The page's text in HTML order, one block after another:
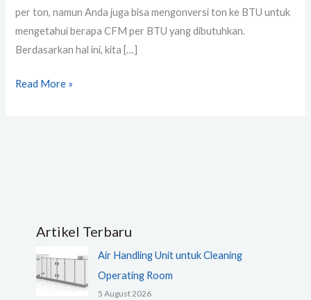
per ton, namun Anda juga bisa mengonversi ton ke BTU untuk
mengetahui berapa CFM per BTU yang dibutuhkan.
Berdasarkan hal ini, kita […]
Read More »
Artikel Terbaru
Air Handling Unit untuk Cleaning
Operating Room
5 August 2026